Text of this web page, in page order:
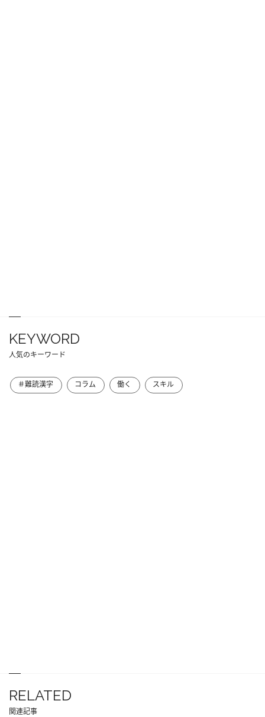
KEYWORD
人気のキーワード
＃難読漢字 コラム 働く スキル
RELATED
関連記事